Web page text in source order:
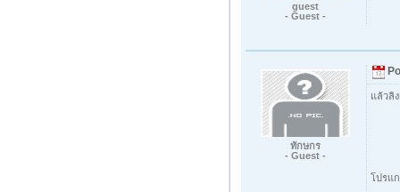
guest
- Guest -
ทักษกร
- Guest -
แล้วลิ
โปรแ